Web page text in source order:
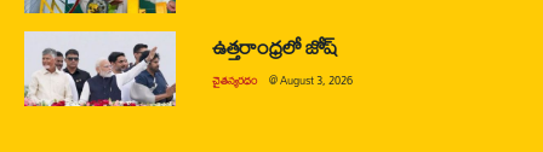
ఉత్తరాంధ్రలో జోష్
చైతన్యరధం @August 3, 2026